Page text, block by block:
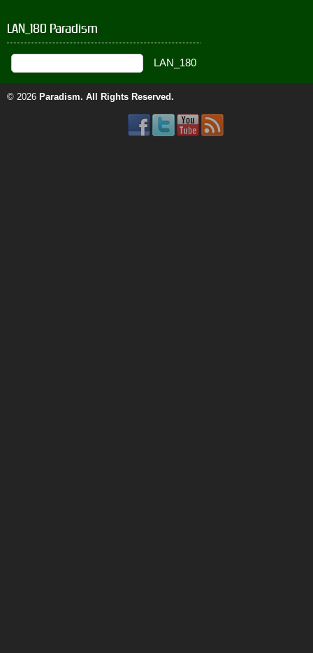
LAN_180 Paradism
© 2026 Paradism. All Rights Reserved.